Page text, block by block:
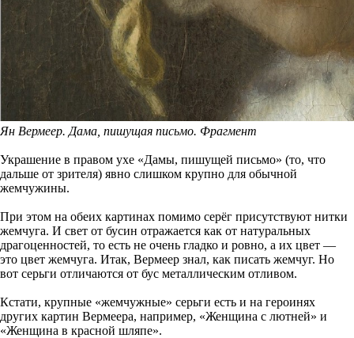
Ян Вермеер. Дама, пишущая письмо. Фрагмент
Украшение в правом ухе «Дамы, пишущей письмо» (то, что
дальше от зрителя) явно слишком крупно для обычной
жемчужины.
При этом на обеих картинах помимо серёг присутствуют нитки
жемчуга. И свет от бусин отражается как от натуральных
драгоценностей, то есть не очень гладко и ровно, а их цвет —
это цвет жемчуга. Итак, Вермеер знал, как писать жемчуг. Но
вот серьги отличаются от бус металлическим отливом.
Кстати, крупные «жемчужные» серьги есть и на героинях
других картин Вермеера, например, «Женщина с лютней» и
«Женщина в красной шляпе».